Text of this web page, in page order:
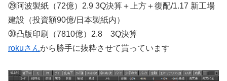
㉙阿波製紙（72億）2.9 3Q決算＋上方＋復配/1.17 新工場
建設（投資額90億/日本製紙内）
㉚凸版印刷（7810億）2.8 3Q決算
rokuさんから勝手に抜粋させて貰っています